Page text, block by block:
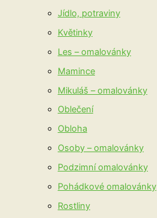
Jídlo, potraviny
Květinky
Les – omalovánky
Mamince
Mikuláš – omalovánky
Oblečení
Obloha
Osoby – omalovánky
Podzimní omalovánky
Pohádkové omalovánky
Rostliny